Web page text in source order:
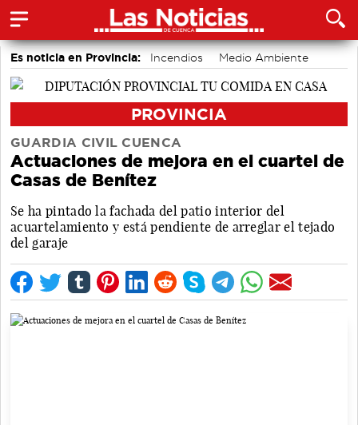
Es noticia en Provincia: Incendios Medio Ambiente
PROVINCIA
GUARDIA CIVIL CUENCA
Actuaciones de mejora en el cuartel de
Casas de Benítez
Se ha pintado la fachada del patio interior del
acuartelamiento y está pendiente de arreglar el tejado
del garaje